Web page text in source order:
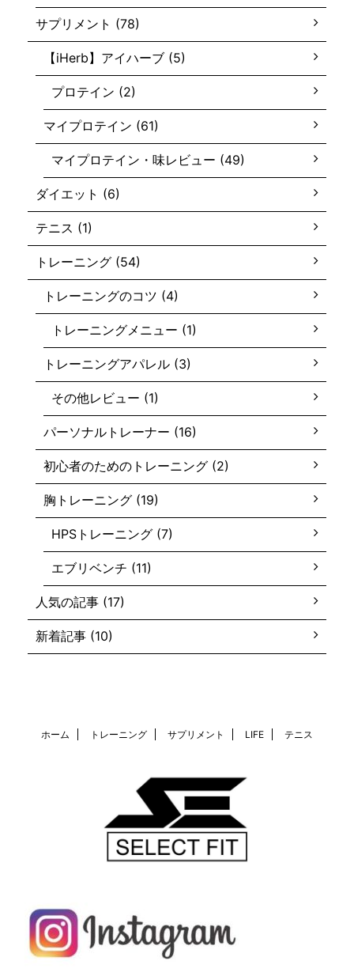
サプリメント (78)
【iHerb】アイハーブ (5)
プロテイン (2)
マイプロテイン (61)
マイプロテイン・味レビュー (49)
ダイエット (6)
テニス (1)
トレーニング (54)
トレーニングのコツ (4)
トレーニングメニュー (1)
トレーニングアパレル (3)
その他レビュー (1)
パーソナルトレーナー (16)
初心者のためのトレーニング (2)
胸トレーニング (19)
HPSトレーニング (7)
エブリベンチ (11)
人気の記事 (17)
新着記事 (10)
ホーム トレーニング サプリメント LIFE テニス